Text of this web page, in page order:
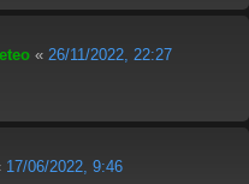
« 26/11/2022, 22:27
17/06/2022, 9:46